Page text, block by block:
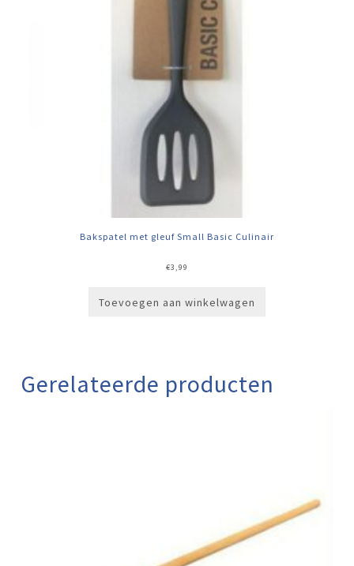
Bakspatel met gleuf Small Basic Culinair
€3,99
Toevoegen aan winkelwagen
Gerelateerde producten